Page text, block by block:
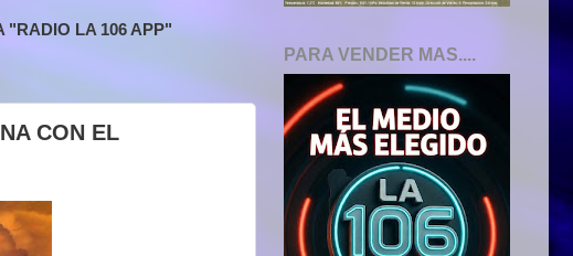
"RADIO LA 106 APP"
CON EL
PARA VENDER MAS....